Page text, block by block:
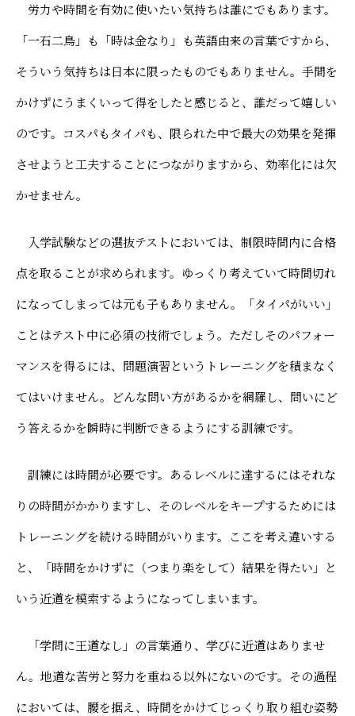
労力や時間を有効に使いたい気持ちは誰にでもあります。
「一石二鳥」も「時は金なり」も英語由来の言葉ですから、
そういう気持ちは日本に限ったものでもありません。手間を
かけずにうまくいって得をしたと感じると、誰だって嬉しい
のです。コスパもタイパも、限られた中で最大の効果を発揮
させようと工夫することにつながりますから、効率化には欠
かせません。
入学試験などの選抜テストにおいては、制限時間内に合格
点を取ることが求められます。ゆっくり考えていて時間切れ
になってしまっては元も子もありません。「タイパがいい」
ことはテスト中に必須の技術でしょう。ただしそのパフォー
マンスを得るには、問題演習というトレーニングを積まなく
てはいけません。どんな問い方があるかを網羅し、問いにど
う答えるかを瞬時に判断できるようにする訓練です。
訓練には時間が必要です。あるレベルに達するにはそれな
りの時間がかかりますし、そのレベルをキープするためには
トレーニングを続ける時間がいります。ここを考え違いする
と、「時間をかけずに（つまり楽をして）結果を得たい」と
いう近道を模索するようになってしまいます。
「学問に王道なし」の言葉通り、学びに近道はありませ
ん。地道な苦労と努力を重ねる以外にないのです。その過程
においては、腰を据え、時間をかけてじっくり取り組む姿勢